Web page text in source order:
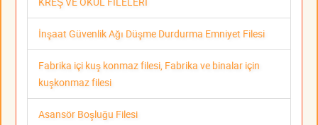
İnşaat Güvenlik Ağı Düşme Durdurma Emniyet Filesi
Fabrika içi kuş konmaz filesi, Fabrika ve binalar için
kuşkonmaz filesi
Asansör Boşluğu Filesi